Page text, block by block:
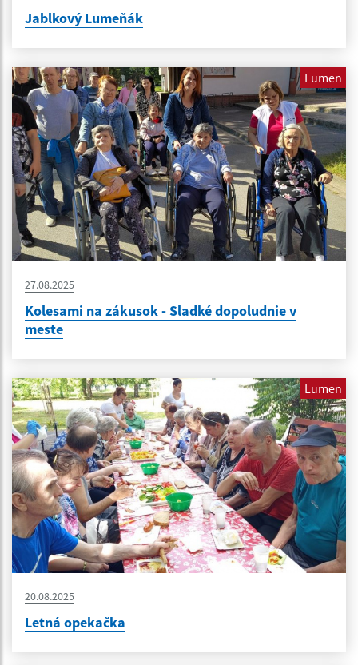
Jablkový Lumeňák
Lumen
27.08.2025
Kolesami na zákusok - Sladké dopoludnie v
meste
Lumen
20.08.2025
Letná opekačka